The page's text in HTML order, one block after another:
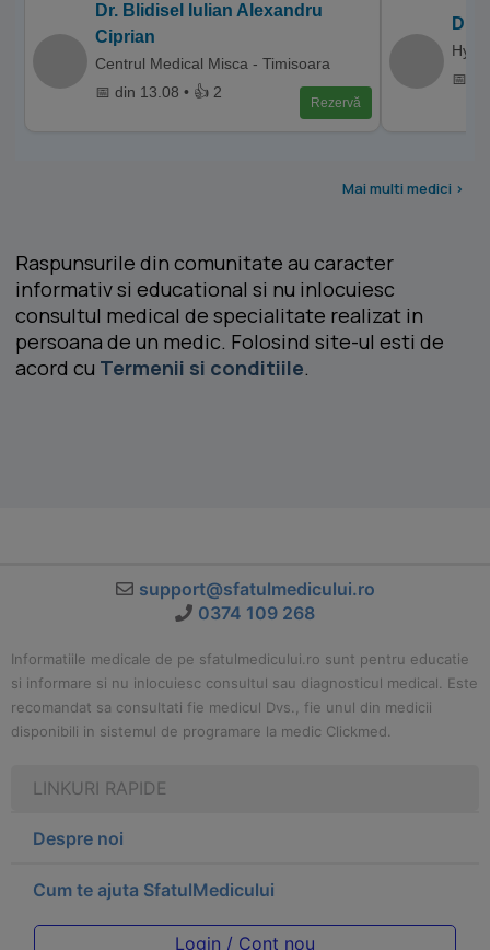
Dr. Blidisel Iulian Alexandru
Ciprian
Centrul Medical Misca - Timisoara
📅 din 13.08 • 👍 2
Rezervă
Dr.
📅
Mai multi medici >
Raspunsurile din comunitate au caracter
informativ si educational si nu inlocuiesc
consultul medical de specialitate realizat in
persoana de un medic. Folosind site-ul esti de
acord cu Termenii si conditiile.
support@sfatulmedicului.ro
0374 109 268
Informatiile medicale de pe sfatulmedicului.ro sunt pentru educatie
si informare si nu inlocuiesc consultul sau diagnosticul medical. Este
recomandat sa consultati fie medicul Dvs., fie unul din medicii
disponibili in sistemul de programare la medic Clickmed.
LINKURI RAPIDE
Despre noi
Cum te ajuta SfatulMedicului
Login / Cont nou